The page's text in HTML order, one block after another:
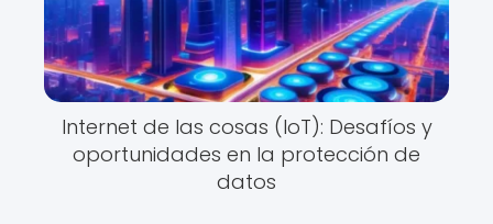
Internet de las cosas (IoT): Desafíos y
oportunidades en la protección de
datos